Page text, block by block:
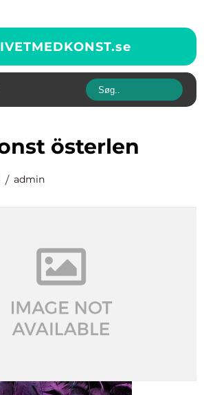
se
österlen
admin